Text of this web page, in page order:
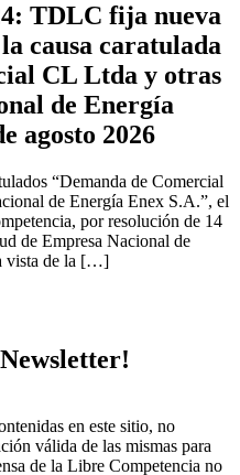
TDLC fija nueva
causa caratulada
CL Ltda y otras
de Energía
agosto 2026
“Demanda de Comercial
de Energía Enex S.A.”, el
por resolución de 14
de Empresa Nacional de
vista de la […]
en este sitio, no
válida de las mismas para
de la Libre Competencia no